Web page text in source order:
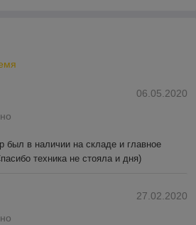
06.05.2020
был в наличии на складе и главное
техника не стояла и дня)
27.02.2020